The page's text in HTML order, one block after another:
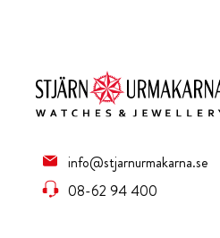
info@stjarnurmakarna.se
08-62 94 400